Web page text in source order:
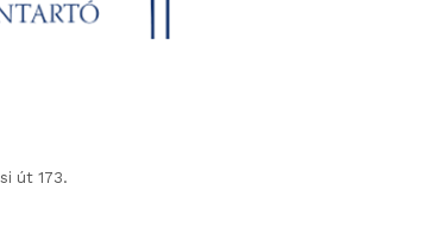
út 173.